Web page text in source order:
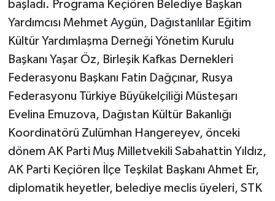
başladı. Programa Keçiören Belediye Başkan
Yardımcısı Mehmet Aygün, Dağıstanlılar Eğitim
Kültür Yardımlaşma Derneği Yönetim Kurulu
Başkanı Yaşar Öz, Birleşik Kafkas Dernekleri
Federasyonu Başkanı Fatin Dağçınar, Rusya
Federasyonu Türkiye Büyükelçiliği Müsteşarı
Evelina Emuzova, Dağıstan Kültür Bakanlığı
Koordinatörü Zulümhan Hangereyev, önceki
dönem AK Parti Muş Milletvekili Sabahattin Yıldız,
AK Parti Keçiören İlçe Teşkilat Başkanı Ahmet Er,
diplomatik heyetler, belediye meclis üyeleri, STK